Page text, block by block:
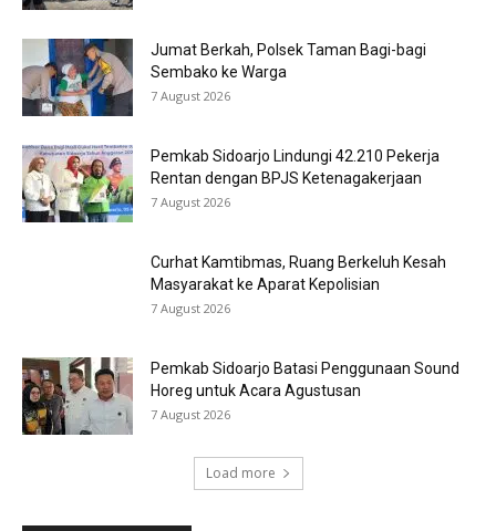
Jumat Berkah, Polsek Taman Bagi-bagi
Sembako ke Warga
7 August 2026
Pemkab Sidoarjo Lindungi 42.210 Pekerja
Rentan dengan BPJS Ketenagakerjaan
7 August 2026
Curhat Kamtibmas, Ruang Berkeluh Kesah
Masyarakat ke Aparat Kepolisian
7 August 2026
Pemkab Sidoarjo Batasi Penggunaan Sound
Horeg untuk Acara Agustusan
7 August 2026
Load more